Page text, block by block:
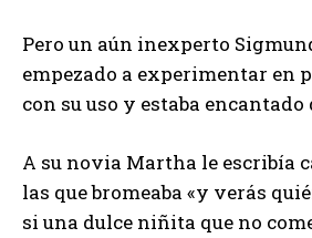
Pero un aún inexperto
empezado a experimentar en
con su uso y estaba encantado
A su novia Martha le escribía
las que bromeaba «y verás
si una dulce niñita que no